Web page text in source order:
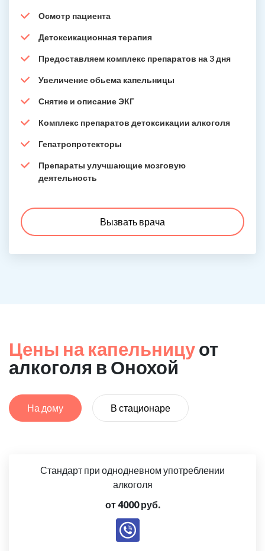
Осмотр пациента
Детоксикационная терапия
Предоставляем комплекс препаратов на 3 дня
Увеличение обьема капельницы
Снятие и описание ЭКГ
Комплекс препаратов детоксикации алкоголя
Гепатропротекторы
Препараты улучшающие мозговую
деятельность
Вызвать врача
Цены на капельницуот
алкоголя в Онохой
На дому В стационаре
Стандарт при однодневном употреблении
алкоголя
от 4000 руб.